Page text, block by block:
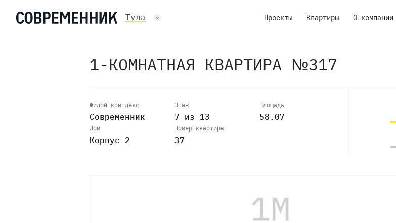
Тула Проекты Квартиры О компании
1-КОМНАТНАЯ КВАРТИРА №317
Жилой комплекс
Современник
Дом
Корпус 2
Этаж
7 из 13
Номер квартиры
37
Площадь
58.07